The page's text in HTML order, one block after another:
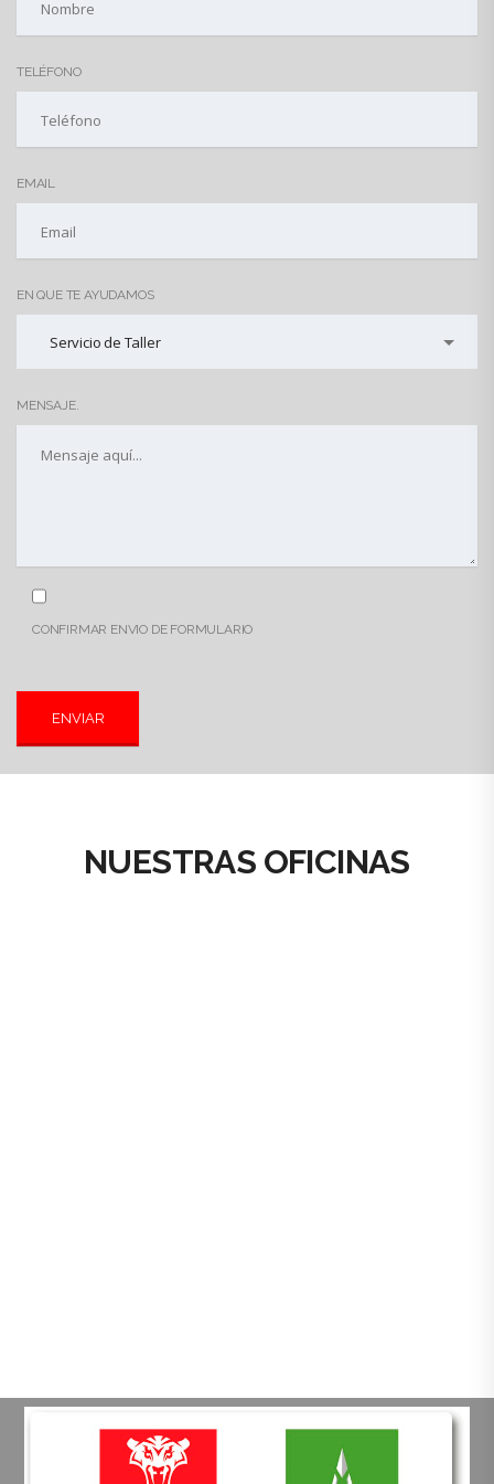
TELÉFONO
EMAIL
EN QUE TE AYUDAMOS
Servicio de Taller
MENSAJE.
CONFIRMAR ENVIO DE FORMULARIO
NUESTRAS OFICINAS